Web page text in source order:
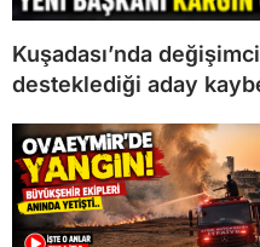
Kuşadası’nda
desteklediği aday